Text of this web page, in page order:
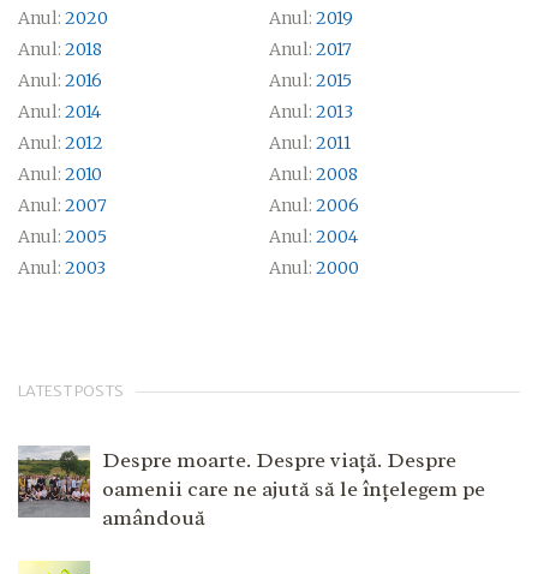
Anul: 2020 Anul: 2019
Anul: 2018 Anul: 2017
Anul: 2016 Anul: 2015
Anul: 2014 Anul: 2013
Anul: 2012 Anul: 2011
Anul: 2010 Anul: 2008
Anul: 2007 Anul: 2006
Anul: 2005 Anul: 2004
Anul: 2003 Anul: 2000
LATEST POSTS
Despre moarte. Despre viață. Despre
oamenii care ne ajută să le înțelegem pe
amândouă